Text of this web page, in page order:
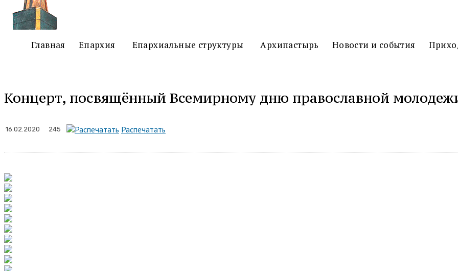
Главная Епархия Епархиальные структуры Архипастырь Новости и события
Концерт, посвящённый Всемирному дню православной
16.02.2020 245 Распечатать